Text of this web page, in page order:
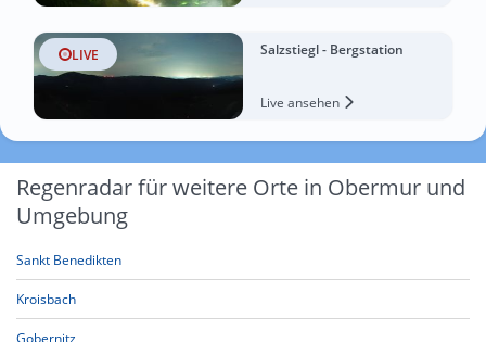
LIVE Salzstiegl - Bergstation
Live ansehen
Regenradar für weitere Orte in Obermur und
Umgebung
Sankt Benedikten
Kroisbach
Gobernitz